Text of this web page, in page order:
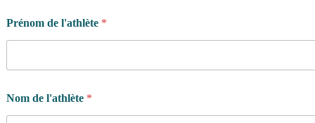
Prénom de l'athlète *
Nom de l'athlète *